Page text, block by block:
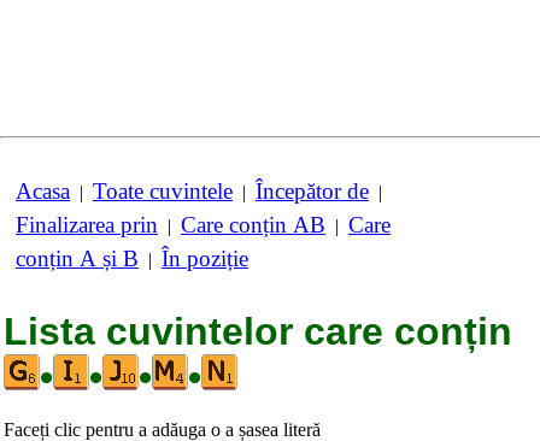
Acasa | Toate cuvintele | Începător de |
Finalizarea prin | Care conțin AB | Care
conțin A și B | În poziție
Lista cuvintelor care conțin
•
• • •
Faceți clic pentru a adăuga o a șasea literă